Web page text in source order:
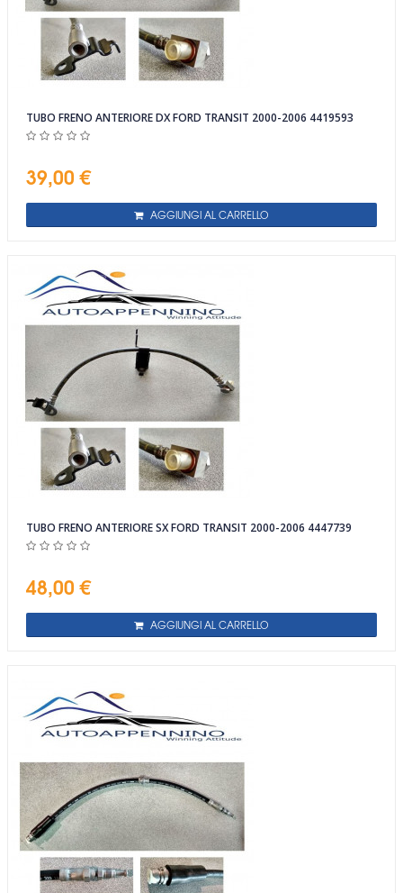
TUBO FRENO ANTERIORE DX FORD TRANSIT 2000-2006 4419593
39,00 €
AGGIUNGI AL CARRELLO
TUBO FRENO ANTERIORE SX FORD TRANSIT 2000-2006 4447739
48,00 €
AGGIUNGI AL CARRELLO